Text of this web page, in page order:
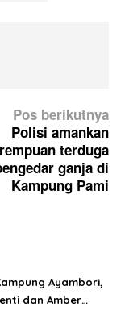
Pos berikutnya
Polisi amankan
terduga
ganja di
Kampung Pami
Ayambori,
dan Amber